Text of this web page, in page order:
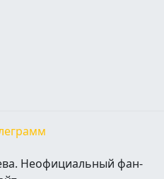
Неофициальный фан-